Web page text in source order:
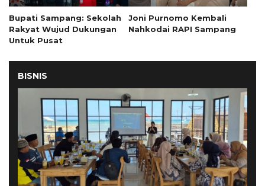
Bupati Sampang: Sekolah
Rakyat Wujud Dukungan
Untuk Pusat
Joni Purnomo Kembali
Nahkodai RAPI Sampang
BISNIS